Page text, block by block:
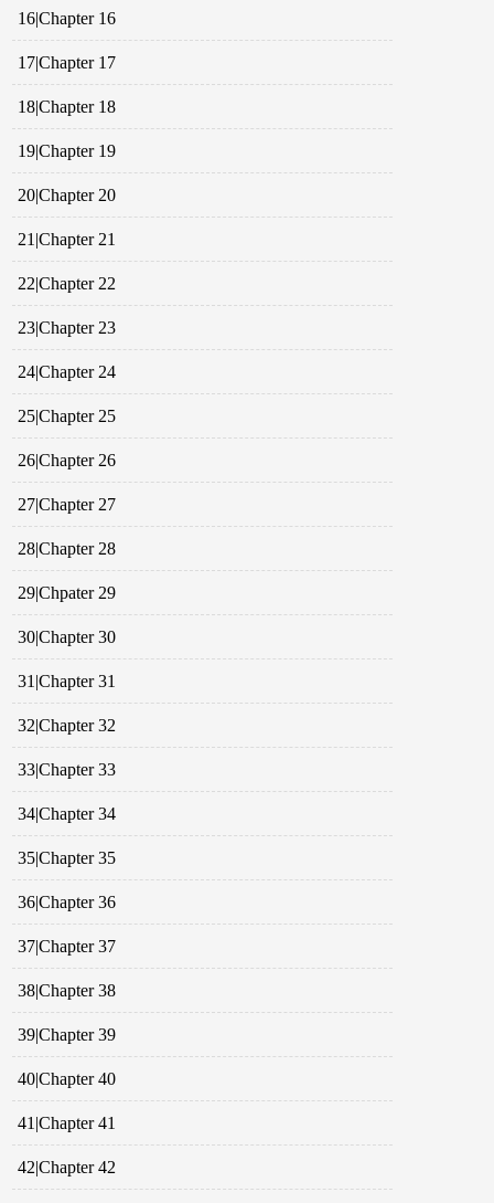
16|Chapter 16
17|Chapter 17
18|Chapter 18
19|Chapter 19
20|Chapter 20
21|Chapter 21
22|Chapter 22
23|Chapter 23
24|Chapter 24
25|Chapter 25
26|Chapter 26
27|Chapter 27
28|Chapter 28
29|Chpater 29
30|Chapter 30
31|Chapter 31
32|Chapter 32
33|Chapter 33
34|Chapter 34
35|Chapter 35
36|Chapter 36
37|Chapter 37
38|Chapter 38
39|Chapter 39
40|Chapter 40
41|Chapter 41
42|Chapter 42